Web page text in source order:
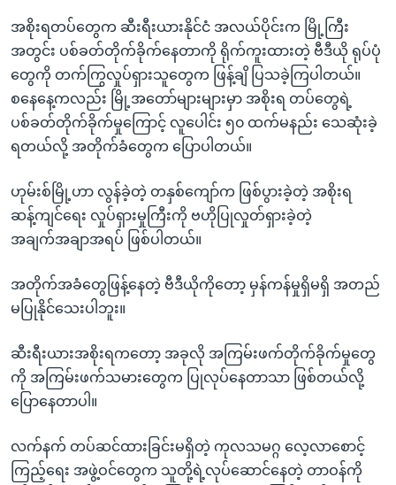
အစိုးရတပ်တွေက ဆီးရီးယားနိုင်ငံ အလယ်ပိုင်းက မြို့ကြီး
အတွင်း ပစ်ခတ်တိုက်ခိုက်နေတာကို ရိုက်ကူးထားတဲ့ ဗီဒီယို ရုပ်ပုံ
တွေကို တက်ကြွလှုပ်ရှားသူတွေက ဖြန့်ချိ ပြသခဲ့ကြပါတယ်။
စနေနေ့ကလည်း မြို့အတော်များများမှာ အစိုးရ တပ်တွေရဲ့
ပစ်ခတ်တိုက်ခိုက်မှုကြောင့် လူပေါင်း ၅၀ ထက်မနည်း သေဆုံးခဲ့
ရတယ်လို့ အတိုက်ခံတွေက ပြောပါတယ်။
ဟုမ်းစ်မြို့ဟာ လွန်ခဲ့တဲ့ တနှစ်ကျော်က ဖြစ်ပွားခဲ့တဲ့ အစိုးရ
ဆန့်ကျင်ရေး လှုပ်ရှားမှုကြီးကို ဗဟိုပြုလှုတ်ရှားခဲ့တဲ့
အချက်အချာအရပ် ဖြစ်ပါတယ်။
အတိုက်အခံတွေဖြန့်နေတဲ့ ဗီဒီယိုကိုတော့ မှန်ကန်မှုရှိမရှိ အတည်
မပြုနိုင်သေးပါဘူး။
ဆီးရီးယားအစိုးရကတော့ အခုလို အကြမ်းဖက်တိုက်ခိုက်မှုတွေ
ကို အကြမ်းဖက်သမားတွေက ပြုလုပ်နေတာသာ ဖြစ်တယ်လို့
ပြောနေတာပါ။
လက်နက် တပ်ဆင်ထားခြင်းမရှိတဲ့ ကုလသမဂ္ဂ လေ့လာစောင့်
ကြည့်ရေး အဖွဲ့ဝင်တွေက သူတို့ရဲ့လုပ်ဆောင်နေတဲ့ တာဝန်ကို